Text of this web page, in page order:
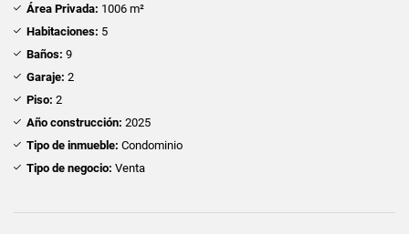
Área Privada: 1006 m²
Habitaciones: 5
Baños: 9
Garaje: 2
Piso: 2
Año construcción: 2025
Tipo de inmueble: Condominio
Tipo de negocio: Venta